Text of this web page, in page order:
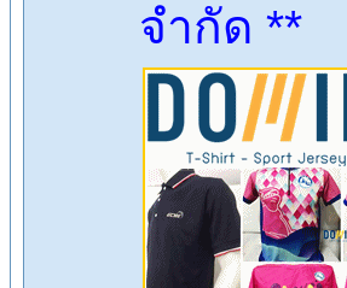
จำกัด **